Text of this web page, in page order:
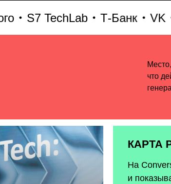
S7 TechLab Т-Банк VK
Место, где можно
генеративного AI
КАРТА
На
и